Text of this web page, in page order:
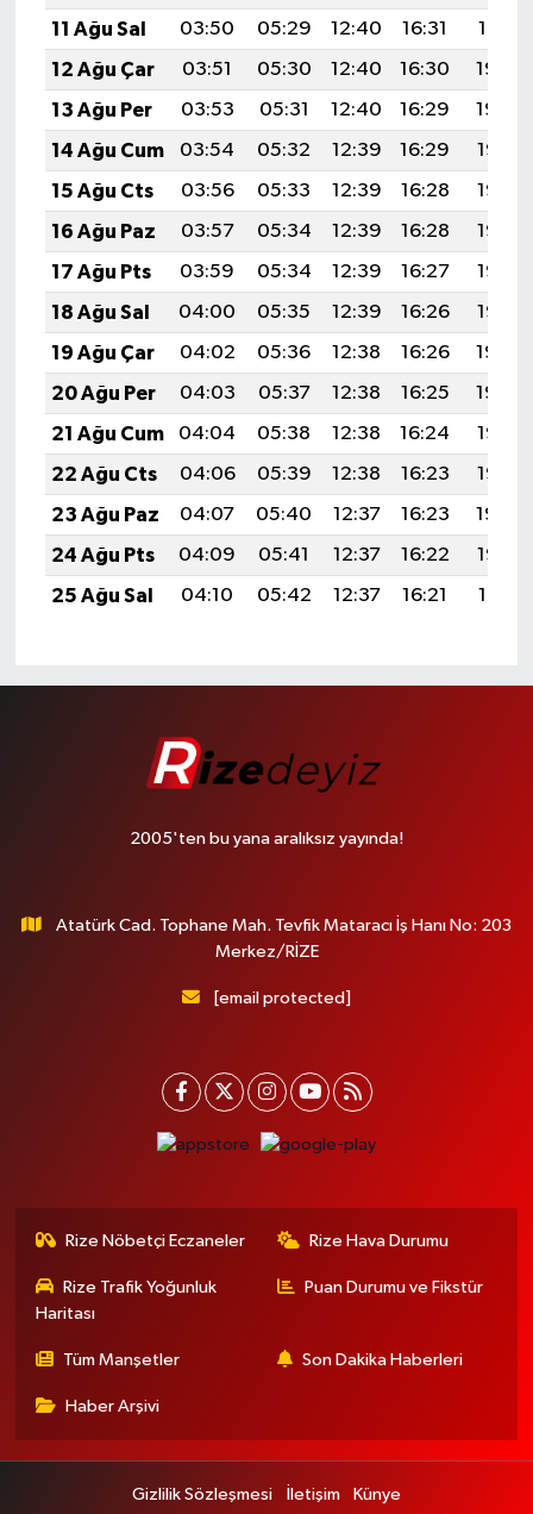
11 Ağu Sal
03:50 05:29 12:40 16:31
19:41
12 Ağu Çar
03:51 05:30 12:40 16:30
19:40
13 Ağu Per
03:53 05:31 12:40 16:29
19:39
14 Ağu Cum
03:54 05:32 12:39 16:29
19:37
15 Ağu Cts
03:56 05:33 12:39 16:28
19:36
16 Ağu Paz
03:57 05:34 12:39 16:28
19:35
17 Ağu Pts
03:59 05:34 12:39 16:27
19:33
18 Ağu Sal
04:00 05:35 12:39 16:26
19:32
19 Ağu Çar
04:02 05:36 12:38 16:26
19:30
20 Ağu Per
04:03 05:37 12:38 16:25
19:29
21 Ağu Cum
04:04 05:38 12:38 16:24
19:27
22 Ağu Cts
04:06 05:39 12:38 16:23
19:26
23 Ağu Paz
04:07 05:40 12:37 16:23
19:24
24 Ağu Pts
04:09 05:41 12:37 16:22
19:23
25 Ağu Sal
04:10 05:42 12:37 16:21 19:21
2005'ten bu yana aralıksız yayında!
Atatürk Cad. Tophane Mah. Tevfik Mataracı İş Hanı No: 203
Merkez/RİZE
[email protected]
Rize Nöbetçi Eczaneler Rize Hava Durumu
Rize Trafik Yoğunluk
Haritası
Puan Durumu ve Fikstür
Tüm Manşetler Son Dakika Haberleri
Haber Arşivi
Gizlilik Sözleşmesi İletişim Künye